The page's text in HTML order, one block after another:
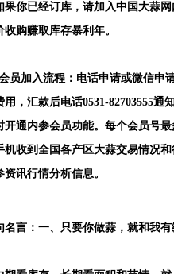
果你已经订库，请加入中国大蒜
购赚取库存暴利年。
加入流程：电话申请或微信申
，汇款后电话0531-82703555
通内参会员功能。每个会员号
机收到全国各产区大蒜交易情况
讯行情分析信息。
名言：一、只要你做蒜，就和我有